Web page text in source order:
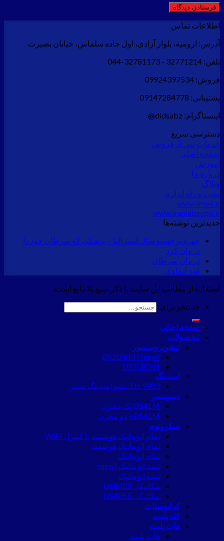
اطلاعات تماس
آدرس: ارومیه، بلوار آزادی، اول جاده سلماس، خیابان بصیرت
تلفن: 32771214 - 32781173-044
فروش: 09924397534
پشتیبانی: 09147284778
اینستاگرام: didsabz@
دسترسی سریع
خدمات پس از فروش
صفحه اصلی
آموزش
درباره ما
وبلاگ
نصب و راه اندازی
www.imed.ir
www.iranlabexpo.ir
جدید‌ترین نوشته‌ها
چهره برجسته سال استرالیا – پزشکی که سرطان خود را
درمان کرد
درمان سرطان
غدد لنفاوی
استفاده از مطالب این سایت با ذکر منبع بلامانع است.
جستجو برای:
صفحه اصلی
محصولات
تیشوپروسسور
DS2080/H (new)
DS2080/H
امبدینگ
DS 9903 تیشو امبدینگ سنتر
دیسپنسر
DS4LM تک مخزن
DS4LM+ دو مخزن
میکروتوم
تمام اتوماتیک هوشمند با کنترل WIFI
تمام اتوماتیک هوشمند
تمام اتوماتیک
نیمه اتوماتیک (new)
نیمه اتوماتیک
مکانیکی DS8402
مکانیکی DS4055
کرایوستات
کلد پلیت
هات پلیت
هات پلیت